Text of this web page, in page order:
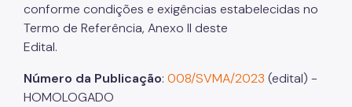
conforme condições e exigências estabelecidas no
Termo de Referência, Anexo II deste
Edital.
Número da Publicação: 008/SVMA/2023 (edital) -
HOMOLOGADO